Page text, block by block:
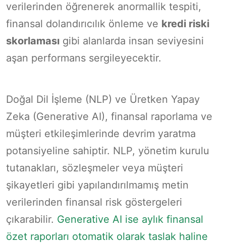
verilerinden öğrenerek anormallik tespiti,
finansal dolandırıcılık önleme ve kredi riski
skorlaması gibi alanlarda insan seviyesini
aşan performans sergileyecektir.
Doğal Dil İşleme (NLP) ve Üretken Yapay
Zeka (Generative AI), finansal raporlama ve
müşteri etkileşimlerinde devrim yaratma
potansiyeline sahiptir. NLP, yönetim kurulu
tutanakları, sözleşmeler veya müşteri
şikayetleri gibi yapılandırılmamış metin
verilerinden finansal risk göstergeleri
çıkarabilir. Generative AI ise aylık finansal
özet raporları otomatik olarak taslak haline